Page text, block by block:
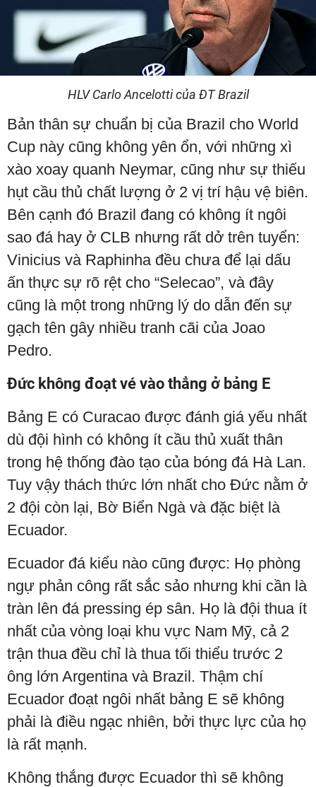
HLV Carlo Ancelotti của ĐT Brazil
Bản thân sự chuẩn bị của Brazil cho World
Cup này cũng không yên ổn, với những xì
xào xoay quanh Neymar, cũng như sự thiếu
hụt cầu thủ chất lượng ở 2 vị trí hậu vệ biên.
Bên cạnh đó Brazil đang có không ít ngôi
sao đá hay ở CLB nhưng rất dở trên tuyển:
Vinicius và Raphinha đều chưa để lại dấu
ấn thực sự rõ rệt cho “Selecao”, và đây
cũng là một trong những lý do dẫn đến sự
gạch tên gây nhiều tranh cãi của Joao
Pedro.
Đức không đoạt vé vào thẳng ở bảng E
Bảng E có Curacao được đánh giá yếu nhất
dù đội hình có không ít cầu thủ xuất thân
trong hệ thống đào tạo của bóng đá Hà Lan.
Tuy vậy thách thức lớn nhất cho Đức nằm ở
2 đội còn lại, Bờ Biển Ngà và đặc biệt là
Ecuador.
Ecuador đá kiểu nào cũng được: Họ phòng
ngự phản công rất sắc sảo nhưng khi cần là
tràn lên đá pressing ép sân. Họ là đội thua ít
nhất của vòng loại khu vực Nam Mỹ, cả 2
trận thua đều chỉ là thua tối thiểu trước 2
ông lớn Argentina và Brazil. Thậm chí
Ecuador đoạt ngôi nhất bảng E sẽ không
phải là điều ngạc nhiên, bởi thực lực của họ
là rất mạnh.
Không thắng được Ecuador thì sẽ không